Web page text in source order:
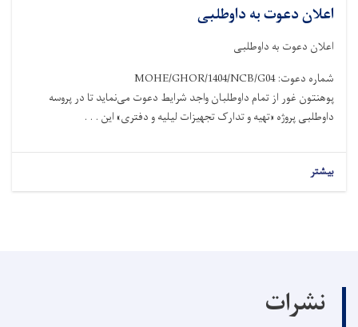
اعلان دعوت به داوطلبی
اعلان دعوت به داوطلبی
شماره دعوت: MOHE/GHOR/1404/NCB/G04
پوهنتون غور از تمام داوطلبان واجد شرایط دعوت می‌نماید تا در پروسه
داوطلبی پروژه «تهیه و تدارک تجهیزات لیلیه و دفتری» این . . .
بیشتر
نشرات